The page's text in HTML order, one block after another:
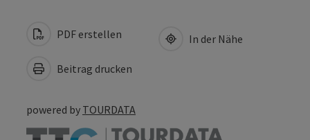
PDF erstellen
Beitrag drucken
In der Nähe
powered by TOURDATA